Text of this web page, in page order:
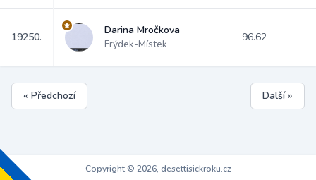
19250.
Darina Mročkova
Frýdek-Místek
96.62
« Předchozí Další »
Copyright © 2026, desettisickroku.cz